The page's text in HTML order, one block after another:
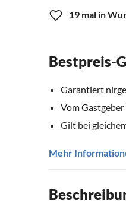
19 mal in
Bestpreis-
Garantiert
Vom
Gilt bei
Mehr